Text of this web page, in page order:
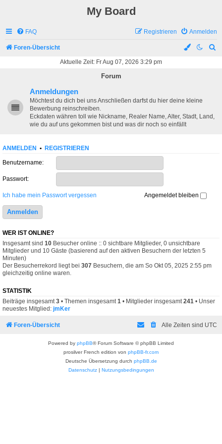
My Board
FAQ Anmelden
Registrieren
Foren-Übersicht
Aktuelle Zeit: Fr Aug 07, 2026 3:29 pm
Forum
Anmeldungen
Möchtest du dich bei uns Anschließen darfst du hier deine kleine
Bewerbung reinschreiben.
Eckdaten währen toll wie Nickname, Realer Name, Alter, Stadt, Land,
wie du auf uns gekommen bist und was dir noch so einfällt
ANMELDEN • REGISTRIEREN
Benutzername:
Passwort:
Ich habe mein Passwort vergessen Angemeldet bleiben
WER IST ONLINE?
Insgesamt sind 10 Besucher online :: 0 sichtbare Mitglieder, 0 unsichtbare
Mitglieder und 10 Gäste (basierend auf den aktiven Besuchern der letzten 5
Minuten)
Der Besucherrekord liegt bei 307 Besuchern, die am So Okt 05, 2025 2:55 pm
gleichzeitig online waren.
STATISTIK
Beiträge insgesamt3 • Themen insgesamt1 • Mitglieder insgesamt241 • Unser
neuestes Mitglied: jmKer
Foren-Übersicht Alle Zeiten sind UTC
Powered by phpBB® Forum Software © phpBB Limited
prosilver French edition von phpBB-fr.com
Deutsche Übersetzung durch phpBB.de
Datenschutz| Nutzungsbedingungen